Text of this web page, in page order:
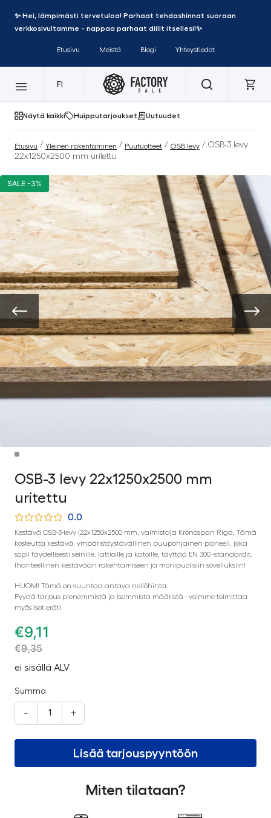
✨ Hei, lämpimästi tervetuloa! Parhaat tehdashinnat suoraan
verkkosivultamme - nappaa parhaat diilit itsellesi!✨
Etusivu Meistä Blogi Yhteystiedot
FI
Näytä kaikki Huipputarjoukset Uutuudet
Etusivu / Yleinen rakentaminen / Puutuotteet / OSB levy / OSB-3 levy
22x1250x2500 mm uritettu
SALE -3%
OSB-3 levy 22x1250x2500 mm
uritettu
0.0
Kestävä OSB-3-levy (22x1250x2500 mm, valmistaja Kronospan Riga. Tämä
kosteutta kestävä, ympäristöystävällinen puupohjainen paneeli, joka
sopii täydellisesti seinille, lattioille ja katoille, täyttää EN 300 -standardit.
Ihanteellinen kestävään rakentamiseen ja monipuolisiin sovelluksiin!
HUOM! Tämä on suuntaa-antava neliöhinta.
Pyydä tarjous pienemmistä ja isommista määristä - voimme toimittaa
myös isot erät!
€9,11
€9,35
ei sisällä ALV
Summa
- +
Lisää tarjouspyyntöön
Miten tilataan?